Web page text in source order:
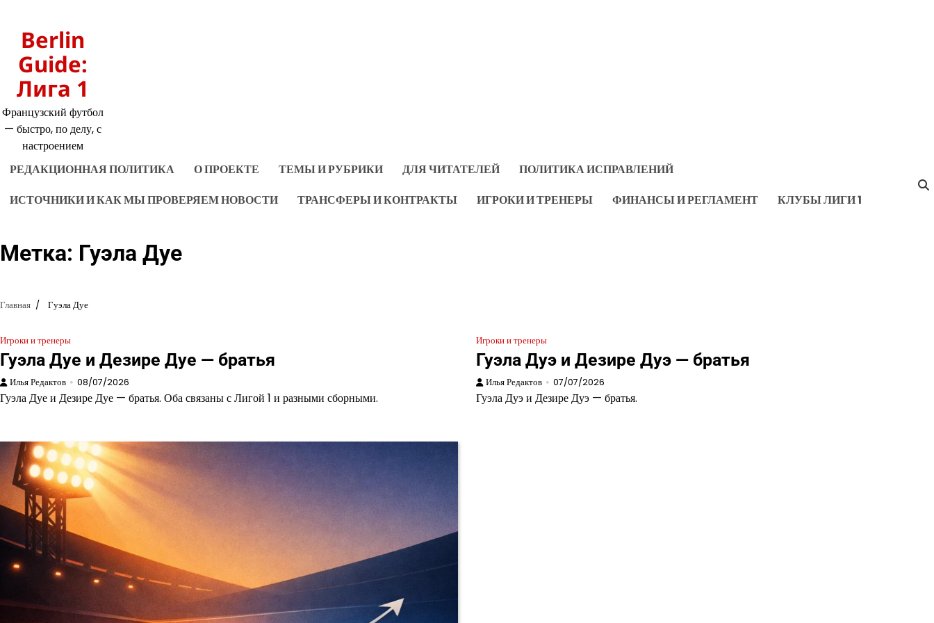
содержимому
Berlin
Guide:
Лига 1
Французский футбол
— быстро, по делу, с
настроением
РЕДАКЦИОННАЯ ПОЛИТИКА
О ПРОЕКТЕ ТЕМЫ И РУБРИКИ ДЛЯ ЧИТАТЕЛЕЙ
ПОЛИТИКА ИСПРАВЛЕНИЙ
ИСТОЧНИКИ И КАК МЫ ПРОВЕРЯЕМ НОВОСТИ
ТРАНСФЕРЫ И КОНТРАКТЫ ИГРОКИ И ТРЕНЕРЫ ФИНАНСЫ И РЕГЛАМЕНТ КЛУБЫ ЛИГИ 1
Метка: Гуэла Дуе
Главная Гуэла Дуе
Игроки и тренеры
Гуэла Дуе и Дезире Дуе — братья
Илья Редактов 08/07/2026
Гуэла Дуе и Дезире Дуе — братья. Оба связаны с Лигой 1 и разными сборными.
Игроки и тренеры
Гуэла Дуэ и Дезире Дуэ — братья
Илья Редактов 07/07/2026
Гуэла Дуэ и Дезире Дуэ — братья.